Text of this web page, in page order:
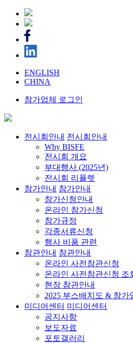
ENGLISH
CHINA
참가업체 로그인
전시회안내 전시회안내
Why BISFE
전시회 개요
부대행사 (2025년)
전시회 리플렛
참가안내 참가안내
참가신청안내
온라인 참가신청
참가규정
각종서류신청
행사 비품 관련
참관안내 참관안내
온라인 사전참관신청
온라인 사전참관신청 조
현장 참관안내
2025 부스배치도 & 참가
미디어센터 미디어센터
공지사항
보도자료
포토갤러리